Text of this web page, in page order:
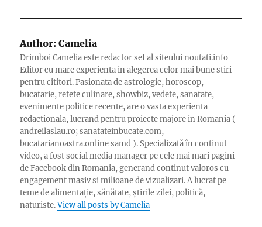
Author: Camelia
Drimboi Camelia este redactor sef al siteului noutati.info
Editor cu mare experienta in alegerea celor mai bune stiri
pentru cititori. Pasionata de astrologie, horoscop,
bucatarie, retete culinare, showbiz, vedete, sanatate,
evenimente politice recente, are o vasta experienta
redactionala, lucrand pentru proiecte majore in Romania (
andreilaslau.ro; sanatateinbucate.com,
bucatarianoastra.online samd ). Specializată în continut
video, a fost social media manager pe cele mai mari pagini
de Facebook din Romania, generand continut valoros cu
engagement masiv si milioane de vizualizari. A lucrat pe
teme de alimentație, sănătate, știrile zilei, politică,
naturiste.View all posts by Camelia